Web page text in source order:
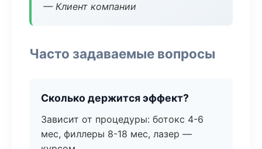
— Клиент компании
Часто задаваемые вопросы
Сколько держится эффект?
Зависит от процедуры: ботокс 4-6
мес, филлеры 8-18 мес, лазер —